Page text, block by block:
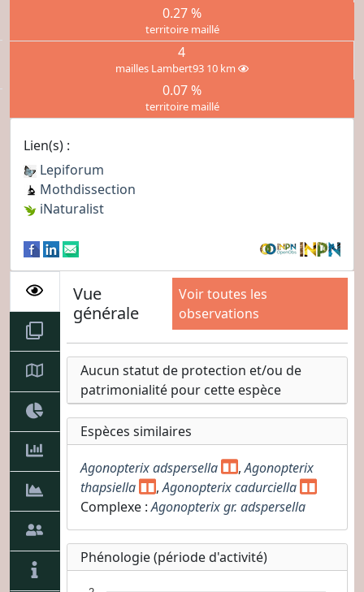
0.27 %
territoire maillé
4
mailles Lambert93 10 km
0.07 %
territoire maillé
Lien(s) :
Lepiforum
Mothdissection
iNaturalist
Vue
générale
Voir toutes les
observations
Aucun statut de protection et/ou de
patrimonialité pour cette espèce
Espèces similaires
Agonopterix adspersella ,Agonopterix
thapsiella
,Agonopterix cadurciella
Complexe :Agonopterix gr. adspersella
Phénologie (période d'activité)